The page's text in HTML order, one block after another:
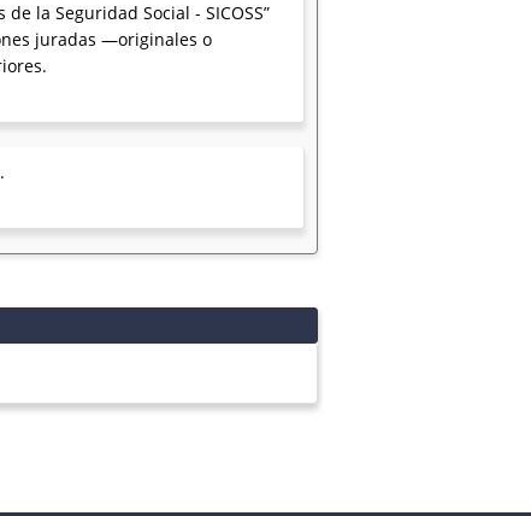
la Seguridad Social - SICOSS”
juradas —originales o